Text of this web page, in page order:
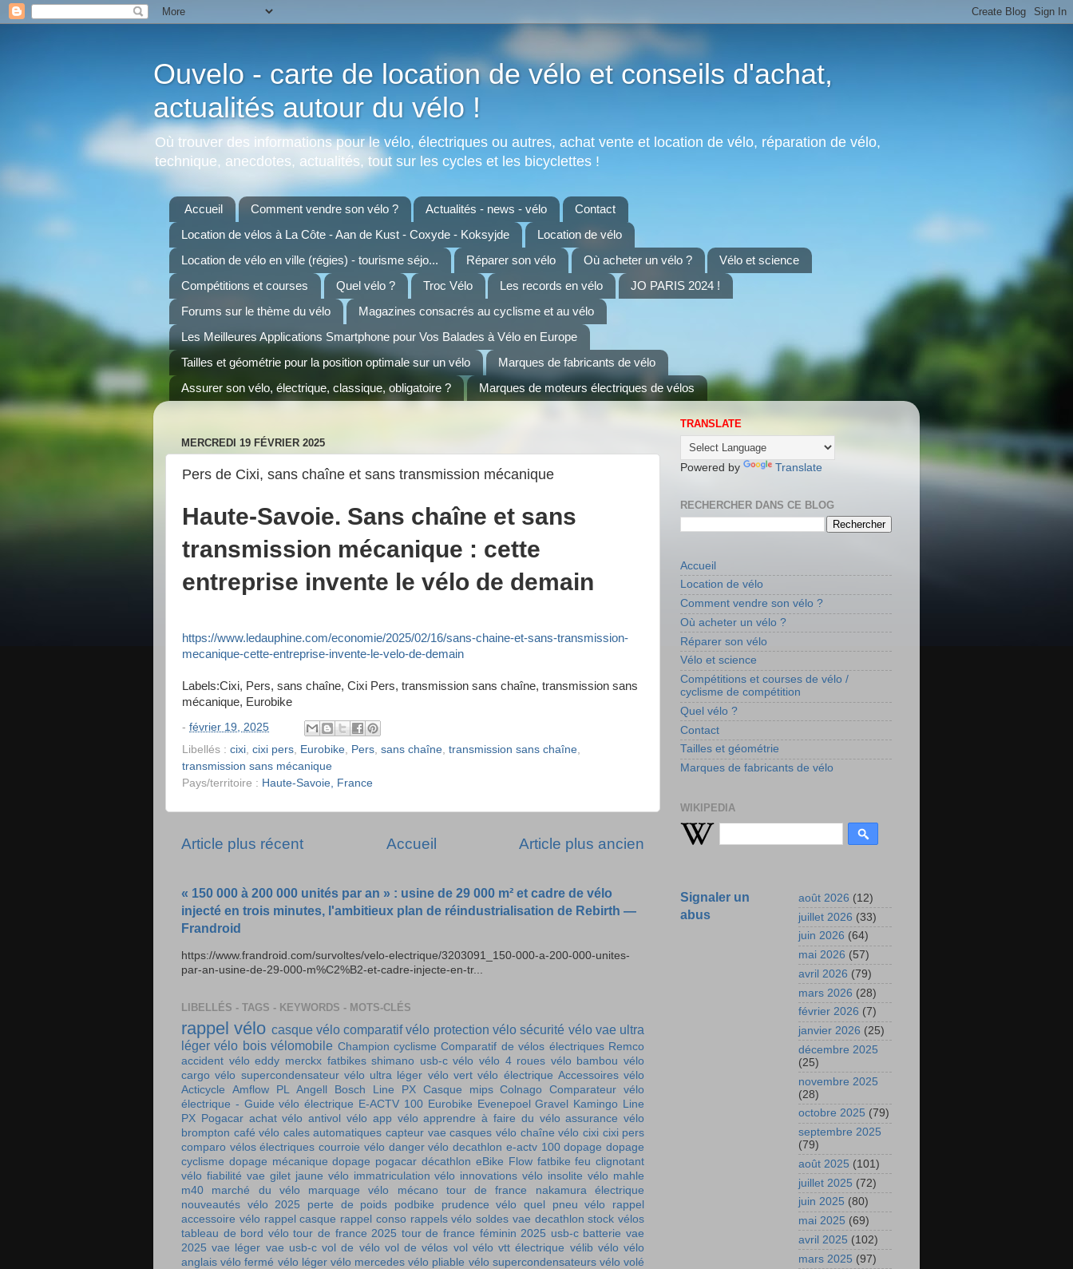
Ouvelo - carte de location de vélo et conseils d'achat,
actualités autour du vélo !
Où trouver des informations pour le vélo, électriques ou autres, achat vente et location de vélo, réparation de vélo,
technique, anecdotes, actualités, tout sur les cycles et les bicyclettes !
Accueil Comment vendre son vélo ? Actualités - news - vélo
Contact
Location de vélos à La Côte - Aan de Kust - Coxyde - Koksyjde
Location de vélo
Location de vélo en ville (régies) - tourisme séjo...
Réparer son vélo Où acheter un vélo ?
Vélo et science
Compétitions et courses
Quel vélo ? Troc Vélo Les records en vélo
JO PARIS 2024 !
Forums sur le thème du vélo
Magazines consacrés au cyclisme et au vélo
Les Meilleures Applications Smartphone pour Vos Balades à Vélo en Europe
Tailles et géométrie pour la position optimale sur un vélo
Marques de fabricants de vélo
Assurer son vélo, électrique, classique, obligatoire ?
Marques de moteurs électriques de vélos
MERCREDI 19 FÉVRIER 2025
Pers de Cixi, sans chaîne et sans transmission mécanique
Haute-Savoie. Sans chaîne et sans
transmission mécanique : cette
entreprise invente le vélo de demain
https://www.ledauphine.com/economie/2025/02/16/sans-chaine-et-sans-transmission-
mecanique-cette-entreprise-invente-le-velo-de-demain
Labels:Cixi, Pers, sans chaîne, Cixi Pers, transmission sans chaîne, transmission sans
mécanique, Eurobike
- février 19, 2025
Libellés : cixi, cixi pers, Eurobike, Pers, sans chaîne, transmission sans chaîne,
transmission sans mécanique
Pays/territoire : Haute-Savoie, France
Article plus récent Article plus ancien
Accueil
« 150 000 à 200 000 unités par an » : usine de 29 000 m² et cadre de vélo
injecté en trois minutes, l'ambitieux plan de réindustrialisation de Rebirth —
Frandroid
https://www.frandroid.com/survoltes/velo-electrique/3203091_150-000-a-200-000-unites-
par-an-usine-de-29-000-m%C2%B2-et-cadre-injecte-en-tr...
LIBELLÉS - TAGS - KEYWORDS - MOTS-CLÉS
rappel vélo casque vélo comparatif vélo protection vélo sécurité vélo vae ultra
léger vélo bois vélomobile Champion cyclisme Comparatif de vélos électriques Remco
accident vélo eddy merckx fatbikes shimano usb-c vélo vélo 4 roues vélo bambou vélo
cargo vélo supercondensateur vélo ultra léger vélo vert vélo électrique Accessoires vélo
Acticycle
Amflow PL Angell Bosch Line PX Casque mips Colnago
Comparateur vélo
électrique - Guide vélo électrique E-ACTV 100 Eurobike Evenepoel Gravel Kamingo Line
PX Pogacar achat vélo antivol vélo app vélo apprendre à faire du vélo assurance vélo
brompton café vélo cales automatiques capteur vae casques vélo chaîne vélo cixi cixi pers
comparo vélos électriques courroie vélo danger vélo decathlon e-actv 100 dopage dopage
cyclisme dopage mécanique dopage pogacar décathlon eBike Flow fatbike feu clignotant
vélo fiabilité vae gilet jaune vélo immatriculation vélo innovations vélo insolite vélo mahle
m40
marché du vélo marquage vélo mécano tour de france
nakamura électrique
nouveautés vélo 2025
perte de poids podbike prudence vélo quel pneu vélo
rappel
accessoire vélo rappel casque rappel conso rappels vélo soldes vae decathlon stock vélos
tableau de bord vélo tour de france 2025 tour de france féminin 2025 usb-c batterie vae
2025 vae léger vae usb-c vol de vélo vol de vélos vol vélo vtt électrique vélib vélo vélo
anglais vélo fermé vélo léger vélo mercedes vélo pliable vélo supercondensateurs vélo volé
TRANSLATE
Powered by Translate
RECHERCHER DANS CE BLOG
Accueil
Location de vélo
Comment vendre son vélo ?
Où acheter un vélo ?
Réparer son vélo
Vélo et science
Compétitions et courses de vélo /
cyclisme de compétition
Quel vélo ?
Contact
Tailles et géométrie
Marques de fabricants de vélo
WIKIPEDIA
Signaler un
abus
août 2026 (12)
juillet 2026 (33)
juin 2026 (64)
mai 2026 (57)
avril 2026 (79)
mars 2026 (28)
février 2026 (7)
janvier 2026 (25)
décembre 2025
(25)
novembre 2025
(28)
octobre 2025 (79)
septembre 2025
(79)
août 2025 (101)
juillet 2025 (72)
juin 2025 (80)
mai 2025 (69)
avril 2025 (102)
mars 2025 (97)